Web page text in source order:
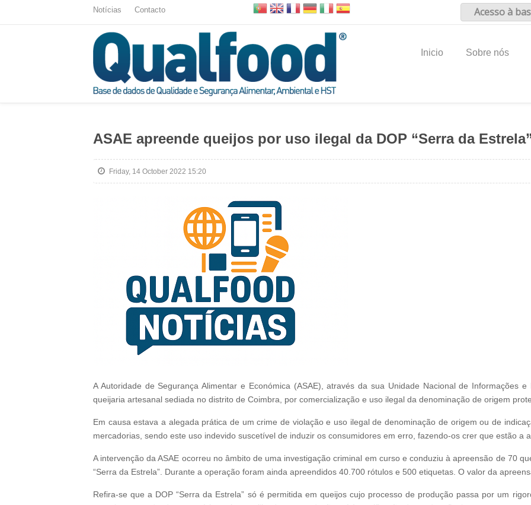
Notícias Contacto Acesso à
Inicio Sobre nós
ASAE apreende queijos por uso ilegal da DOP “Serra da
Friday, 14 October 2022 15:20
A Autoridade de Segurança Alimentar e Económica (ASAE), através da sua Unidade Nacional de Informações
queijaria artesanal sediada no distrito de Coimbra, por comercialização e uso ilegal da denominação de origem
Em causa estava a alegada prática de um crime de violação e uso ilegal de denominação de origem ou de
mercadorias, sendo este uso indevido suscetível de induzir os consumidores em erro, fazendo-os crer que estão a
A intervenção da ASAE ocorreu no âmbito de uma investigação criminal em curso e conduziu à apreensão de 70
“Serra da Estrela”. Durante a operação foram ainda apreendidos 40.700 rótulos e 500 etiquetas. O valor da
Refira-se que a DOP “Serra da Estrela” só é permitida em queijos cujo processo de produção passa por um